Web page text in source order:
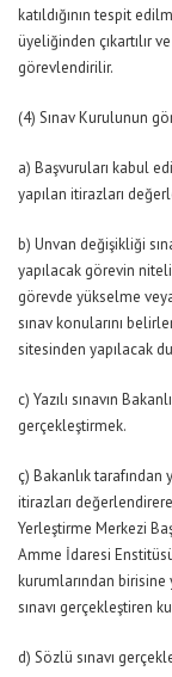
katıldığının tespit
üyeliğinden çıkartılır
görevlendirilir.
(4) Sınav Kurulunun
a) Başvuruları kabul
yapılan itirazları
b) Unvan değişikliği
yapılacak görevin
görevde yükselme
sınav konularını
sitesinden yapılacak
c) Yazılı sınavın
gerçekleştirmek.
ç) Bakanlık tarafından
itirazları
Yerleştirme Merkezi
Amme İdaresi
kurumlarından birisine
sınavı gerçekleştiren
d) Sözlü sınavı